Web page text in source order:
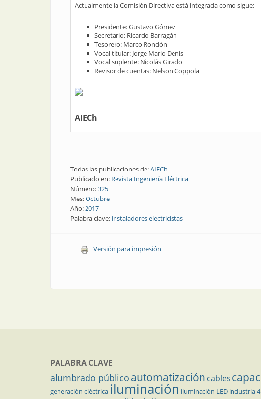
Actualmente la Comisión Directiva está integrada como sigue:
Presidente: Gustavo Gómez
Secretario: Ricardo Barragán
Tesorero: Marco Rondón
Vocal titular: Jorge Mario Denis
Vocal suplente: Nicolás Girado
Revisor de cuentas: Nelson Coppola
AIECh
Todas las publicaciones de:AIECh
Publicado en: Revista Ingeniería Eléctrica
Número:325
Mes:Octubre
Año:2017
Palabra clave: instaladores electricistas
Versión para impresión
PALABRA CLAVE
alumbrado público automatización cables
generación eléctrica iluminación iluminación LED industria